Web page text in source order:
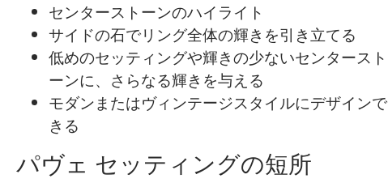
センターストーンのハイライト
サイドの石でリング全体の輝きを引き立てる
低めのセッティングや輝きの少ないセンタースト
ーンに、さらなる輝きを与える
モダンまたはヴィンテージスタイルにデザインで
きる
パヴェ セッティングの短所